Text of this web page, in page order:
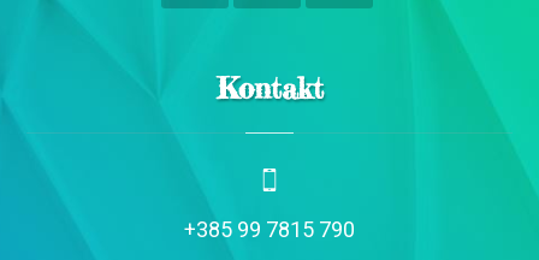
Kontakt
+385 99 7815 790